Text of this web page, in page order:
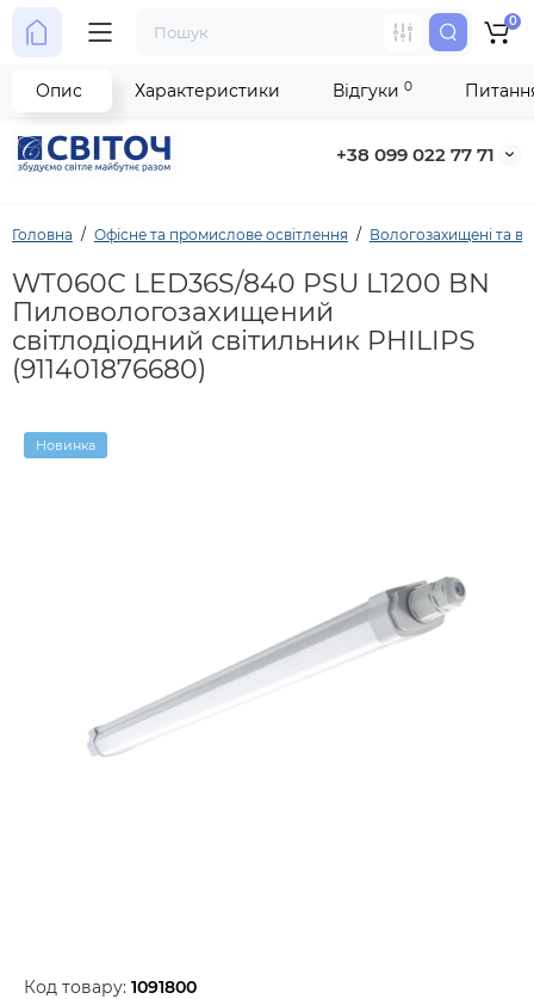
+38 099 022 77 71
0
Головна Офісне та промислове освітлення Вологозахищені та
WT060C LED36S/840 PSU L1200 BN
Пиловологозахищений
світлодіодний світильник PHILIPS
(911401876680)
Новинка
Код товару: 1091800
Опис Характеристики Відгуки 0